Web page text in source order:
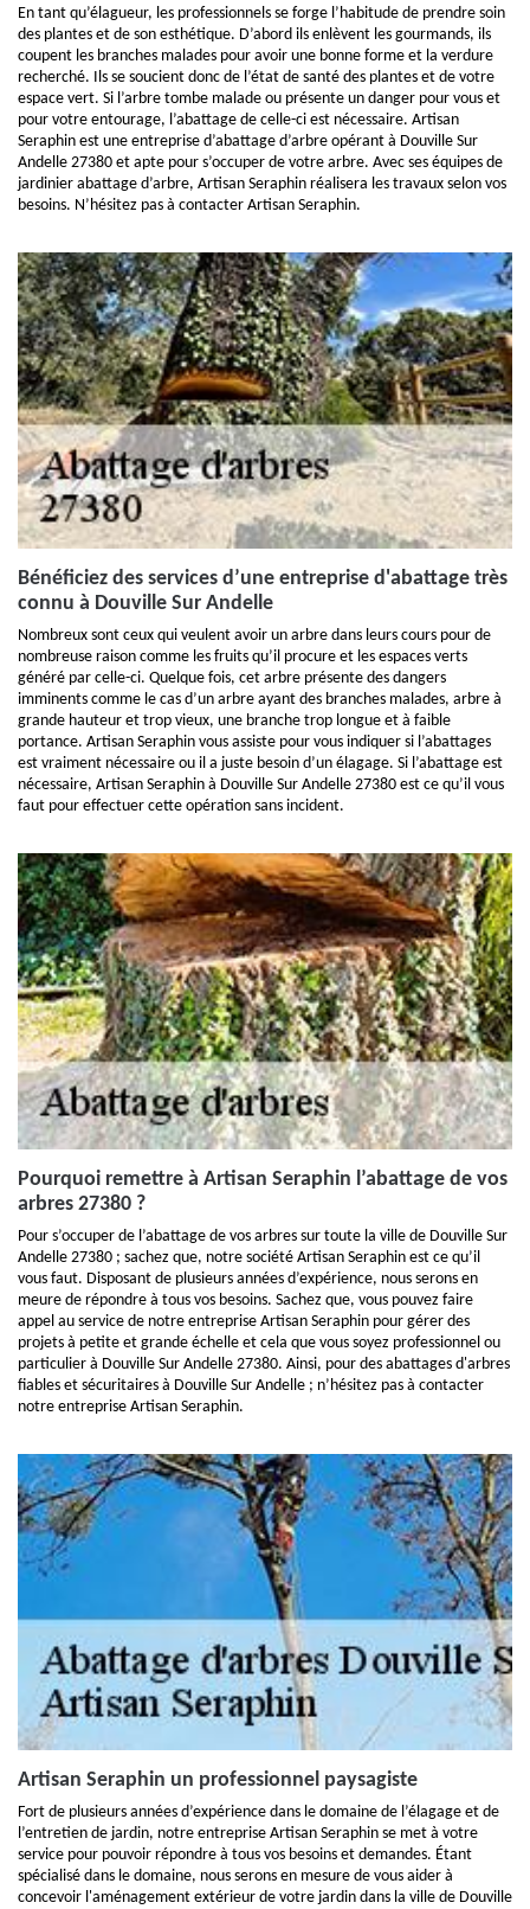
En tant qu’élagueur, les professionnels se forge l’habitude de prendre soin
des plantes et de son esthétique. D’abord ils enlèvent les gourmands, ils
coupent les branches malades pour avoir une bonne forme et la verdure
recherché. Ils se soucient donc de l’état de santé des plantes et de votre
espace vert. Si l’arbre tombe malade ou présente un danger pour vous et
pour votre entourage, l’abattage de celle-ci est nécessaire. Artisan
Seraphin est une entreprise d’abattage d’arbre opérant à Douville Sur
Andelle 27380 et apte pour s’occuper de votre arbre. Avec ses équipes de
jardinier abattage d’arbre, Artisan Seraphin réalisera les travaux selon vos
besoins. N’hésitez pas à contacter Artisan Seraphin.
Bénéficiez des services d’une entreprise d'abattage très
connu à Douville Sur Andelle
Nombreux sont ceux qui veulent avoir un arbre dans leurs cours pour de
nombreuse raison comme les fruits qu’il procure et les espaces verts
généré par celle-ci. Quelque fois, cet arbre présente des dangers
imminents comme le cas d’un arbre ayant des branches malades, arbre à
grande hauteur et trop vieux, une branche trop longue et à faible
portance. Artisan Seraphin vous assiste pour vous indiquer si l’abattages
est vraiment nécessaire ou il a juste besoin d’un élagage. Si l’abattage est
nécessaire, Artisan Seraphin à Douville Sur Andelle 27380 est ce qu’il vous
faut pour effectuer cette opération sans incident.
Pourquoi remettre à Artisan Seraphin l’abattage de vos
arbres 27380 ?
Pour s’occuper de l’abattage de vos arbres sur toute la ville de Douville Sur
Andelle 27380 ; sachez que, notre société Artisan Seraphin est ce qu’il
vous faut. Disposant de plusieurs années d’expérience, nous serons en
meure de répondre à tous vos besoins. Sachez que, vous pouvez faire
appel au service de notre entreprise Artisan Seraphin pour gérer des
projets à petite et grande échelle et cela que vous soyez professionnel ou
particulier à Douville Sur Andelle 27380. Ainsi, pour des abattages d'arbres
fiables et sécuritaires à Douville Sur Andelle ; n’hésitez pas à contacter
notre entreprise Artisan Seraphin.
Artisan Seraphin un professionnel paysagiste
Fort de plusieurs années d’expérience dans le domaine de l’élagage et de
l’entretien de jardin, notre entreprise Artisan Seraphin se met à votre
service pour pouvoir répondre à tous vos besoins et demandes. Étant
spécialisé dans le domaine, nous serons en mesure de vous aider à
concevoir l'aménagement extérieur de votre jardin dans la ville de Douville